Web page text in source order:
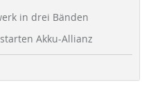
in drei Bänden
Akku-Allianz